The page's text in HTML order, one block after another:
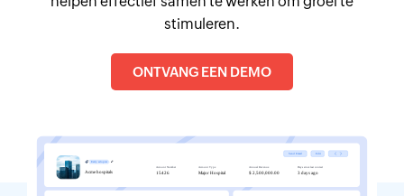
stimuleren.
ONTVANG EEN DEMO